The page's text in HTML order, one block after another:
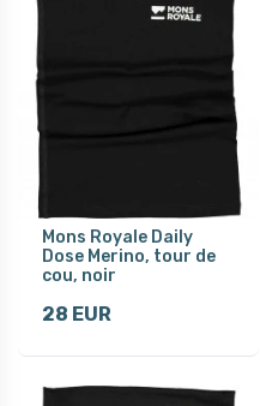
Mons Royale Daily
Dose Merino, tour de
cou, noir
28 EUR